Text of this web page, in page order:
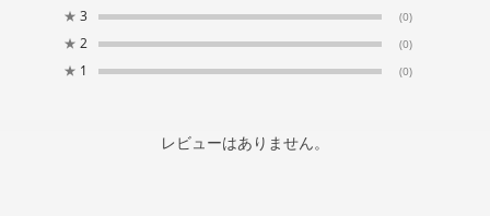
★ 3 (0)
★ 2 (0)
★ 1 (0)
レビューはありません。